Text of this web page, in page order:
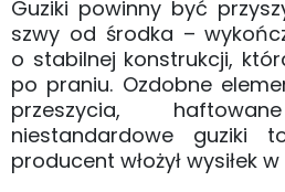
Guziki powinny być
szwy od środka –
o stabilnej konstrukcji,
po praniu. Ozdobne
przeszycia,
niestandardowe guziki
producent włożył wysiłek